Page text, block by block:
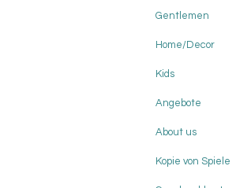
Gentlemen
Home/Decor
Kids
Angebote
About us
Kopie von Spiele